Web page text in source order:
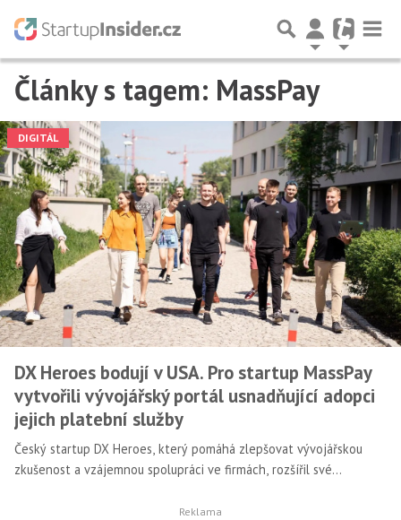
Články s tagem: MassPay
DIGITÁL
DX Heroes bodují v USA. Pro startup MassPay
vytvořili vývojářský portál usnadňující adopci
jejich platební služby
Český startup DX Heroes, který pomáhá zlepšovat vývojářskou
zkušenost a vzájemnou spolupráci ve firmách, rozšířil své
startup MassPay, který nabízí své platební služby ve více než 175